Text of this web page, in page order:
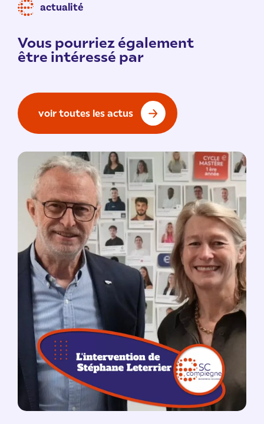
actualité
Vous pourriez également
être intéressé par
voir toutes les actus